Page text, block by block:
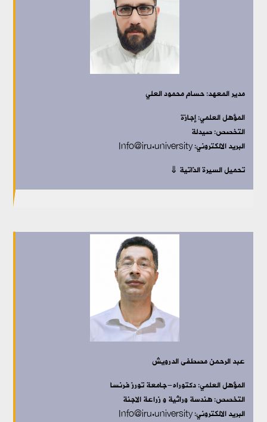
مدير المعهد: حسام محمود العلي
المؤهل العلمي: إجازة
التخصص: صيدلة
البريد الالكتروني: Info@iru.university
تحميل السيرة الذاتية ⇓
عبد الرحمن مصطفى الدرويش
المؤهل العلمي:دكتوراه-جامعة تورز فرنسا
التخصص:هندسة وراثية و زراعة الاجنة
البريد الالكتروني: Info@iru.university